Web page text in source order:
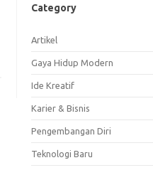
Category
Artikel
Gaya Hidup Modern
Ide Kreatif
Karier & Bisnis
Pengembangan Diri
Teknologi Baru